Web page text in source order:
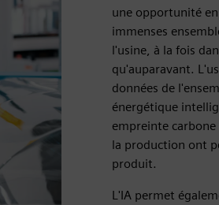
une opportunité
immenses
l'usine, à la fois
qu'auparavant.
données de
énergétique
empreinte
la production ont
produit.
L'IA permet